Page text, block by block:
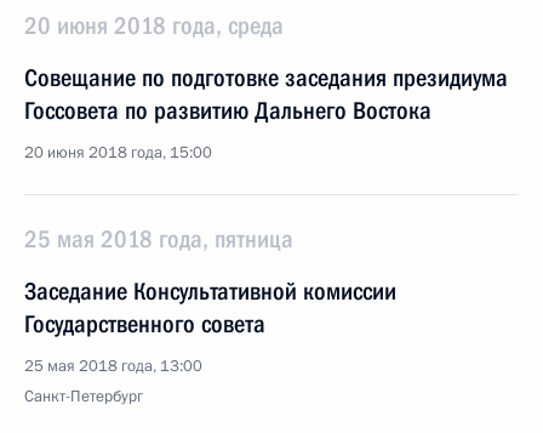
20 июня 2018 года, среда
Совещание по подготовке заседания президиума
Госсовета по развитию Дальнего Востока
20 июня 2018 года, 15:00
25 мая 2018 года, пятница
Заседание Консультативной комиссии
Государственного совета
25 мая 2018 года, 13:00
Санкт-Петербург